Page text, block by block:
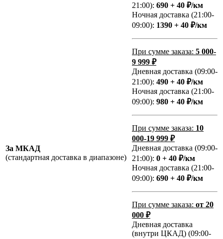
За МКАД
(стандартная доставка в диапазоне)
21:00): 690 + 40 ₽/км
Ночная доставка (21:00-
09:00): 1390 + 40 ₽/км
При сумме заказа: 5 000-
9 999 ₽
Дневная доставка (09:00-
21:00): 490 + 40 ₽/км
Ночная доставка (21:00-
09:00): 980 + 40 ₽/км
При сумме заказа: 10
000-19 999 ₽
Дневная доставка (09:00-
21:00): 0 + 40 ₽/км
Ночная доставка (21:00-
09:00): 690 + 40 ₽/км
При сумме заказа: от 20
000 ₽
Дневная доставка
(внутри ЦКАД) (09:00-